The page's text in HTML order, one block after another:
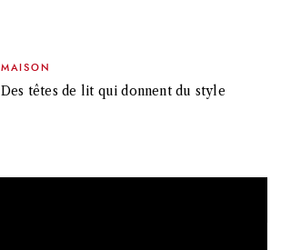
MAISON
Des têtes de lit qui donnent du style